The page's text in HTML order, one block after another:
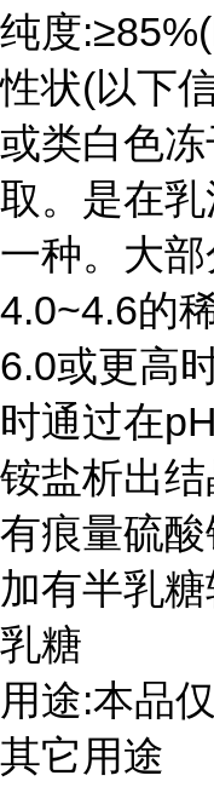
纯度
性状(以下
或类白色
取。是在
一种。大
4.0~4.6的
6.0或更高
时通过在
铵盐析出
有痕量硫
加有半乳
乳糖
用途:本品
其它用途